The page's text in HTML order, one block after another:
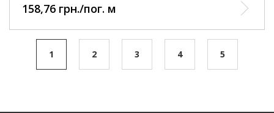
158,76 грн./пог. м
1 2 3 4 5